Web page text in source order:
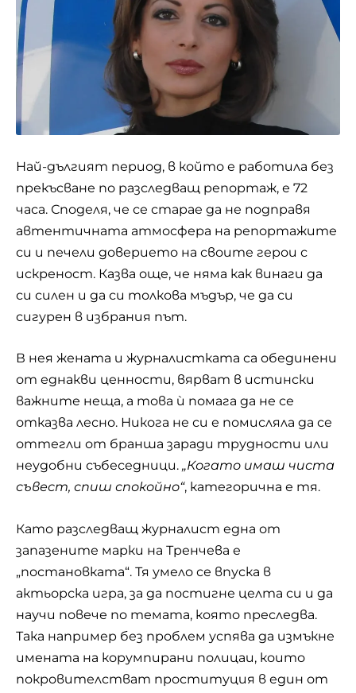
Най-дългият период, в който е работила без
прекъсване по разследващ репортаж, е 72
часа. Споделя, че се старае да не подправя
автентичната атмосфера на репортажите
си и печели доверието на своите герои с
искреност. Казва още, че няма как винаги да
си силен и да си толкова мъдър, че да си
сигурен в избрания път.
В нея жената и журналистката са обединени
от еднакви ценности, вярват в истински
важните неща, а това ѝ помага да не се
отказва лесно. Никога не си е помисляла да се
оттегли от бранша заради трудности или
неудобни събеседници. „Когато имаш чиста
съвест, спиш спокойно“, категорична е тя.
Като разследващ журналист една от
запазените марки на Тренчева е
„постановката“. Тя умело се впуска в
актьорска игра, за да постигне целта си и да
научи повече по темата, която преследва.
Така например без проблем успява да измъкне
имената на корумпирани полицаи, които
покровителстват проституция в един от